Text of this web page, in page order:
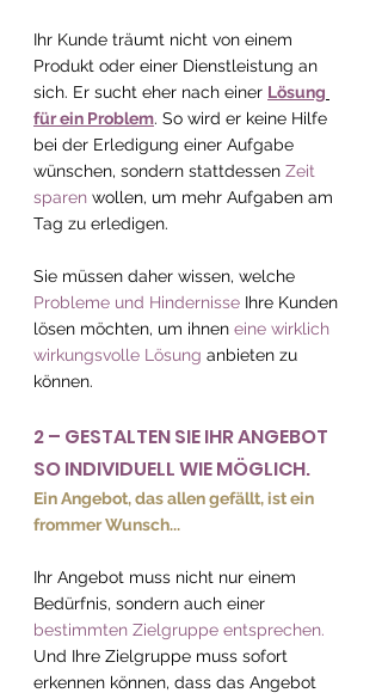
Ihr Kunde träumt nicht von einem
Produkt oder einer Dienstleistung an
sich. Er sucht eher nach einer Lösung
für ein Problem. So wird er keine Hilfe
bei der Erledigung einer Aufgabe
wünschen, sondern stattdessen Zeit
sparen wollen, um mehr Aufgaben am
Tag zu erledigen.
Sie müssen daher wissen, welche
Probleme und Hindernisse Ihre Kunden
lösen möchten, um ihnen eine wirklich
wirkungsvolle Lösung anbieten zu
können.
2 – GESTALTEN SIE IHR ANGEBOT
SO INDIVIDUELL WIE MÖGLICH.
Ein Angebot, das allen gefällt, ist ein
frommer Wunsch...
Ihr Angebot muss nicht nur einem
Bedürfnis, sondern auch einer
bestimmten Zielgruppe entsprechen.
Und Ihre Zielgruppe muss sofort
erkennen können, dass das Angebot